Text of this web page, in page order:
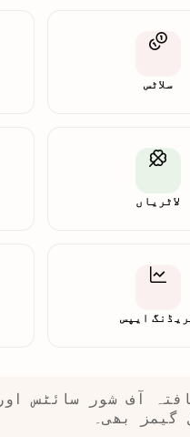
سلاٹس
لاٹریاں
ایپس
آف شور سائٹس اور
گیمز بھی۔